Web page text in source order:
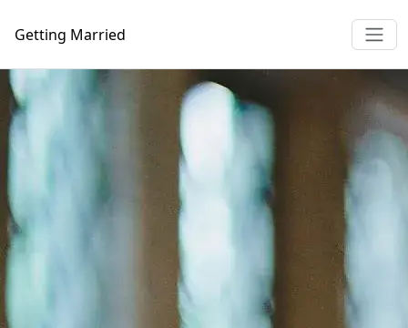
Getting Married